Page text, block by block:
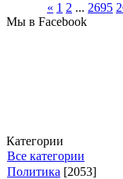
« 1 2 ... 2695
Мы в Facebook
Категории
Все категории
Политика [2053]